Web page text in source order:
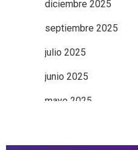
diciembre 2025
septiembre 2025
julio 2025
junio 2025
mayo 2025